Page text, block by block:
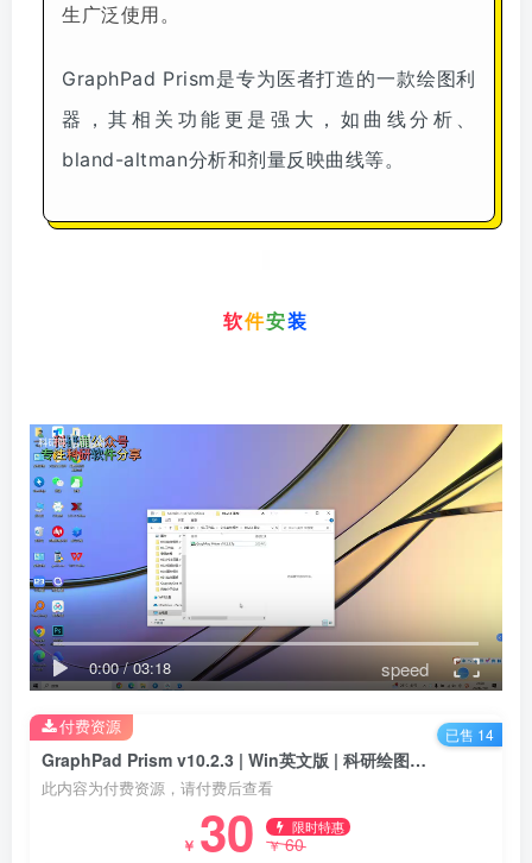
生广泛使用。
GraphPad Prism是专为医者打造的一款绘图利
器，其相关功能更是强大，如曲线分析、
bland-altman分析和剂量反映曲线等。
软件安装
0:00/03:18 speed
GraphPad Prism v10.2.3 | Win英文版 | 科研绘图软件 | 安装教程
此内容为付费资源，请付费后查看
￥ 30 限时特惠
￥60
付费资源 已售 14